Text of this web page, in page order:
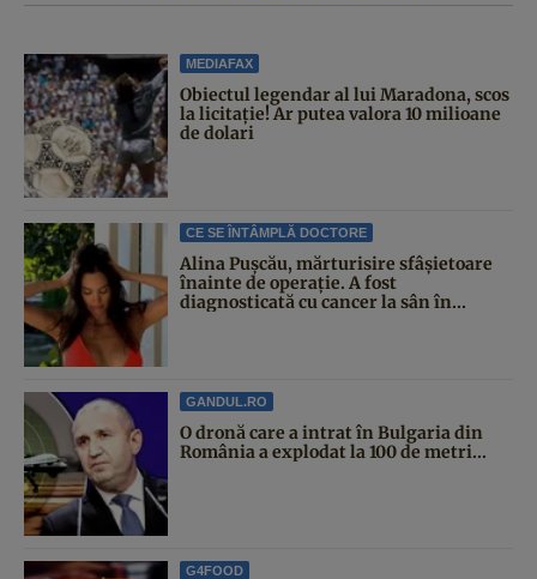
MEDIAFAX
Obiectul legendar al lui Maradona, scos
la licitație! Ar putea valora 10 milioane
de dolari
CE SE ÎNTÂMPLĂ DOCTORE
Alina Pușcău, mărturisire sfâșietoare
înainte de operație. A fost
diagnosticată cu cancer la sân în...
GANDUL.RO
O dronă care a intrat în Bulgaria din
România a explodat la 100 de metri...
G4FOOD